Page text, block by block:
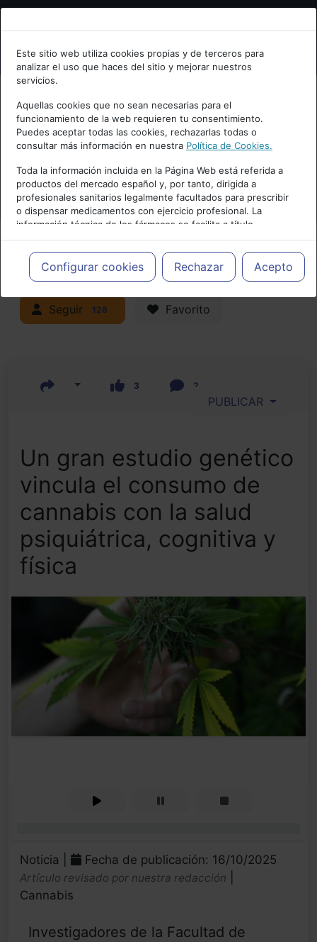
Bienvenid@ a psiquiatria.com
Escribe tu Email
Accede o regístrate con tu email.
Cancelar
Este sitio web utiliza cookies propias y de terceros para
analizar el uso que haces del sitio y mejorar nuestros
servicios.
Aquellas cookies que no sean necesarias para el
funcionamiento de la web requieren tu consentimiento.
Puedes aceptar todas las cookies, rechazarlas todas o
consultar más información en nuestra Política de Cookies.
Toda la información incluida en la Página Web está referida a
productos del mercado español y, por tanto, dirigida a
profesionales sanitarios legalmente facultados para prescribir
o dispensar medicamentos con ejercicio profesional. La
información técnica de los fármacos se facilita a título
meramente informativo, siendo responsabilidad de los
profesionales facultados prescribir medicamentos y decidir, en
cada caso concreto, el tratamiento más adecuado a las
necesidades del paciente.
Configurar cookies Rechazar Acepto
Actualidad y Artículos|Adicciones y
trastornos por consumo
Seguir 128 Favorito
3 2
PUBLICAR
Un gran estudio genético
vincula el consumo de
cannabis con la salud
psiquiátrica, cognitiva y
física
Noticia | Fecha de publicación: 16/10/2025
Artículo revisado por nuestra redacción
Cannabis
Investigadores de la Facultad de